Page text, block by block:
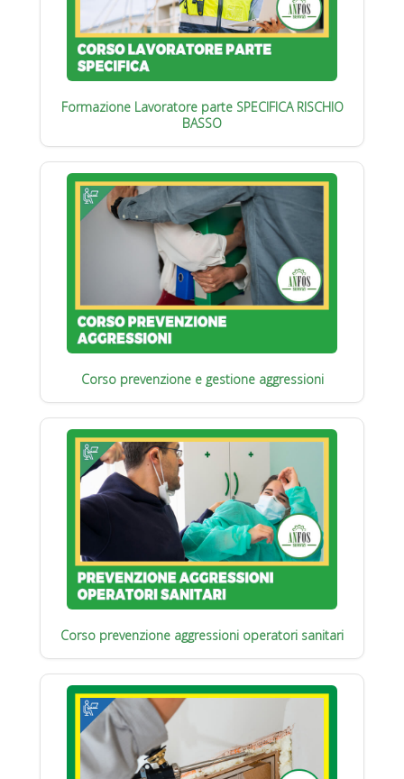
Formazione Lavoratore parte SPECIFICA RISCHIO
BASSO
Corso prevenzione e gestione aggressioni
Corso prevenzione aggressioni operatori sanitari